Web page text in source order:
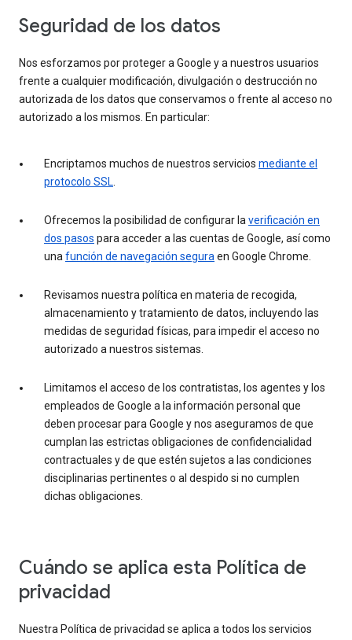
Seguridad de los datos
Nos esforzamos por proteger a Google y a nuestros usuarios
frente a cualquier modificación, divulgación o destrucción no
autorizada de los datos que conservamos o frente al acceso no
autorizado a los mismos. En particular:
Encriptamos muchos de nuestros servicios mediante el
protocolo SSL.
Ofrecemos la posibilidad de configurar laverificación en
dos pasos para acceder a las cuentas de Google, así como
unafunción de navegación seguraen Google Chrome.
Revisamos nuestra política en materia de recogida,
almacenamiento y tratamiento de datos, incluyendo las
medidas de seguridad físicas, para impedir el acceso no
autorizado a nuestros sistemas.
Limitamos el acceso de los contratistas, los agentes y los
empleados de Google a la información personal que
deben procesar para Google y nos aseguramos de que
cumplan las estrictas obligaciones de confidencialidad
contractuales y de que estén sujetos a las condiciones
disciplinarias pertinentes o al despido si no cumplen
dichas obligaciones.
Cuándo se aplica esta Política de
privacidad
Nuestra Política de privacidad se aplica a todos los servicios